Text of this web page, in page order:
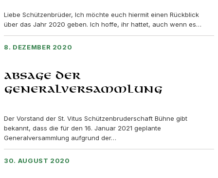
Liebe Schützenbrüder, Ich möchte euch hiermit einen Rückblick
über das Jahr 2020 geben. Ich hoffe, ihr hattet, auch wenn es…
8. DEZEMBER 2020
Absage der
Generalversammlung
Der Vorstand der St. Vitus Schützenbruderschaft Bühne gibt
bekannt, dass die für den 16. Januar 2021 geplante
Generalversammlung aufgrund der…
30. AUGUST 2020